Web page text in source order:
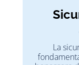
La